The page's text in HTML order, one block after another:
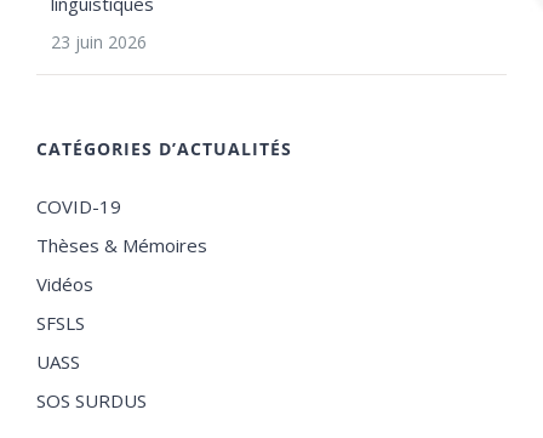
23 juin 2026
CATÉGORIES D’ACTUALITÉS
COVID-19
Thèses & Mémoires
Vidéos
SFSLS
UASS
SOS SURDUS